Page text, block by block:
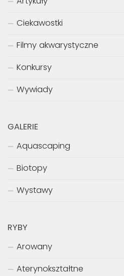
Ciekawostki
Filmy akwarystyczne
Konkursy
Wywiady
GALERIE
Aquascaping
Biotopy
Wystawy
RYBY
Arowany
Aterynokształtne